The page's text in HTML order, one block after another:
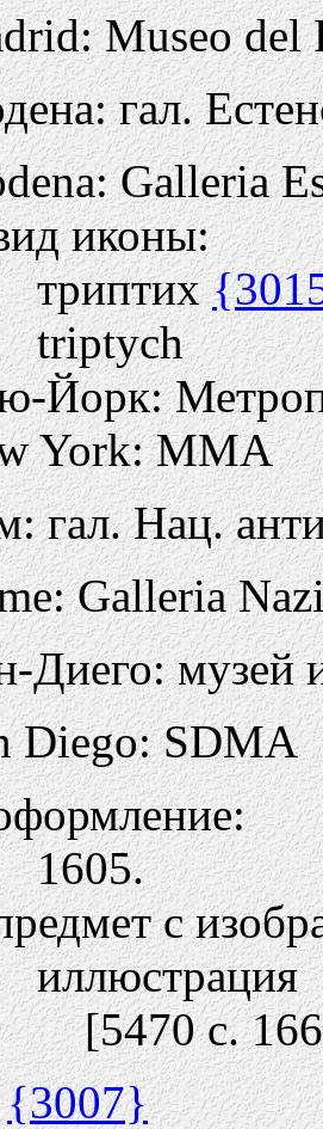
Museo del
гал.
Galleria
иконы:
триптих
triptych
Йорк:
York: MMA
гал. Нац.
Galleria
Диего: музей
Diego: SDMA
1605.
с
иллюстрация
[5470 c.
{3007}